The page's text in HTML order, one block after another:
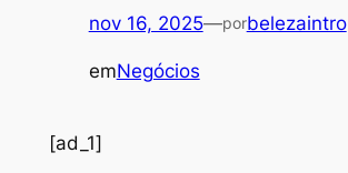
nov 16, 2025—porbelezaintro
emNegócios
[ad_1]